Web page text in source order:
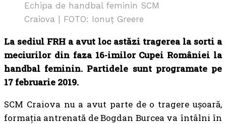
Echipa de handbal feminin SCM
Craiova | FOTO: Ionuț Greere
La sediul FRH a avut loc astăzi tragerea la sorti a
meciurilor din faza 16-imilor Cupei României la
handbal feminin. Partidele sunt programate pe
17 februarie 2019.
SCM Craiova nu a avut parte de o tragere ușoară,
formația antrenată de Bogdan Burcea va întâlni în